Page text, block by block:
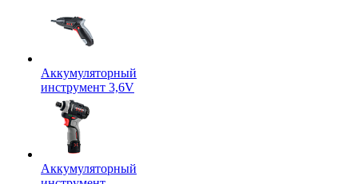
Аккумуляторный
инструмент 3,6V
Аккумуляторный